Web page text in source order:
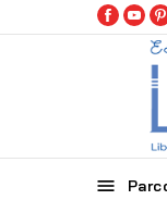
